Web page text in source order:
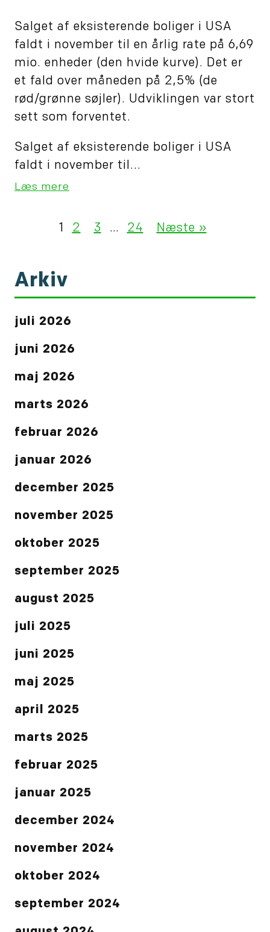
Salget af eksisterende boliger i USA
faldt i november til en årlig rate på 6,69
mio. enheder (den hvide kurve). Det er
et fald over måneden på 2,5% (de
rød/grønne søjler). Udviklingen var stort
sett som forventet.
Salget af eksisterende boliger i USA
faldt i november til...
Læs mere
1 2 3 … 24 Næste »
Arkiv
juli 2026
juni 2026
maj 2026
marts 2026
februar 2026
januar 2026
december 2025
november 2025
oktober 2025
september 2025
august 2025
juli 2025
juni 2025
maj 2025
april 2025
marts 2025
februar 2025
januar 2025
december 2024
november 2024
oktober 2024
september 2024